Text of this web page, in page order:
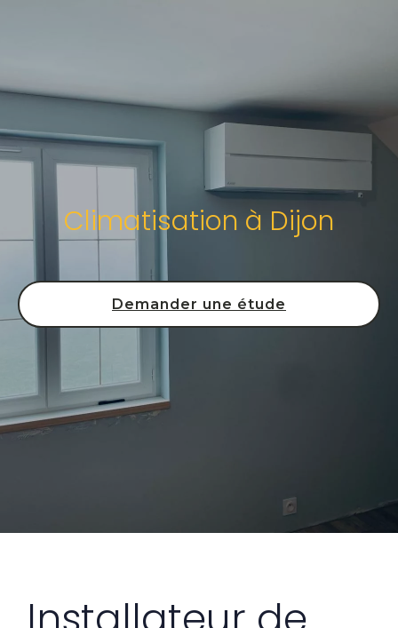
Climatisation à Dijon
Demander une étude